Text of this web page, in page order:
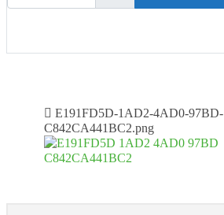
E191FD5D-1AD2-4AD0-97BD-
C842CA441BC2.png